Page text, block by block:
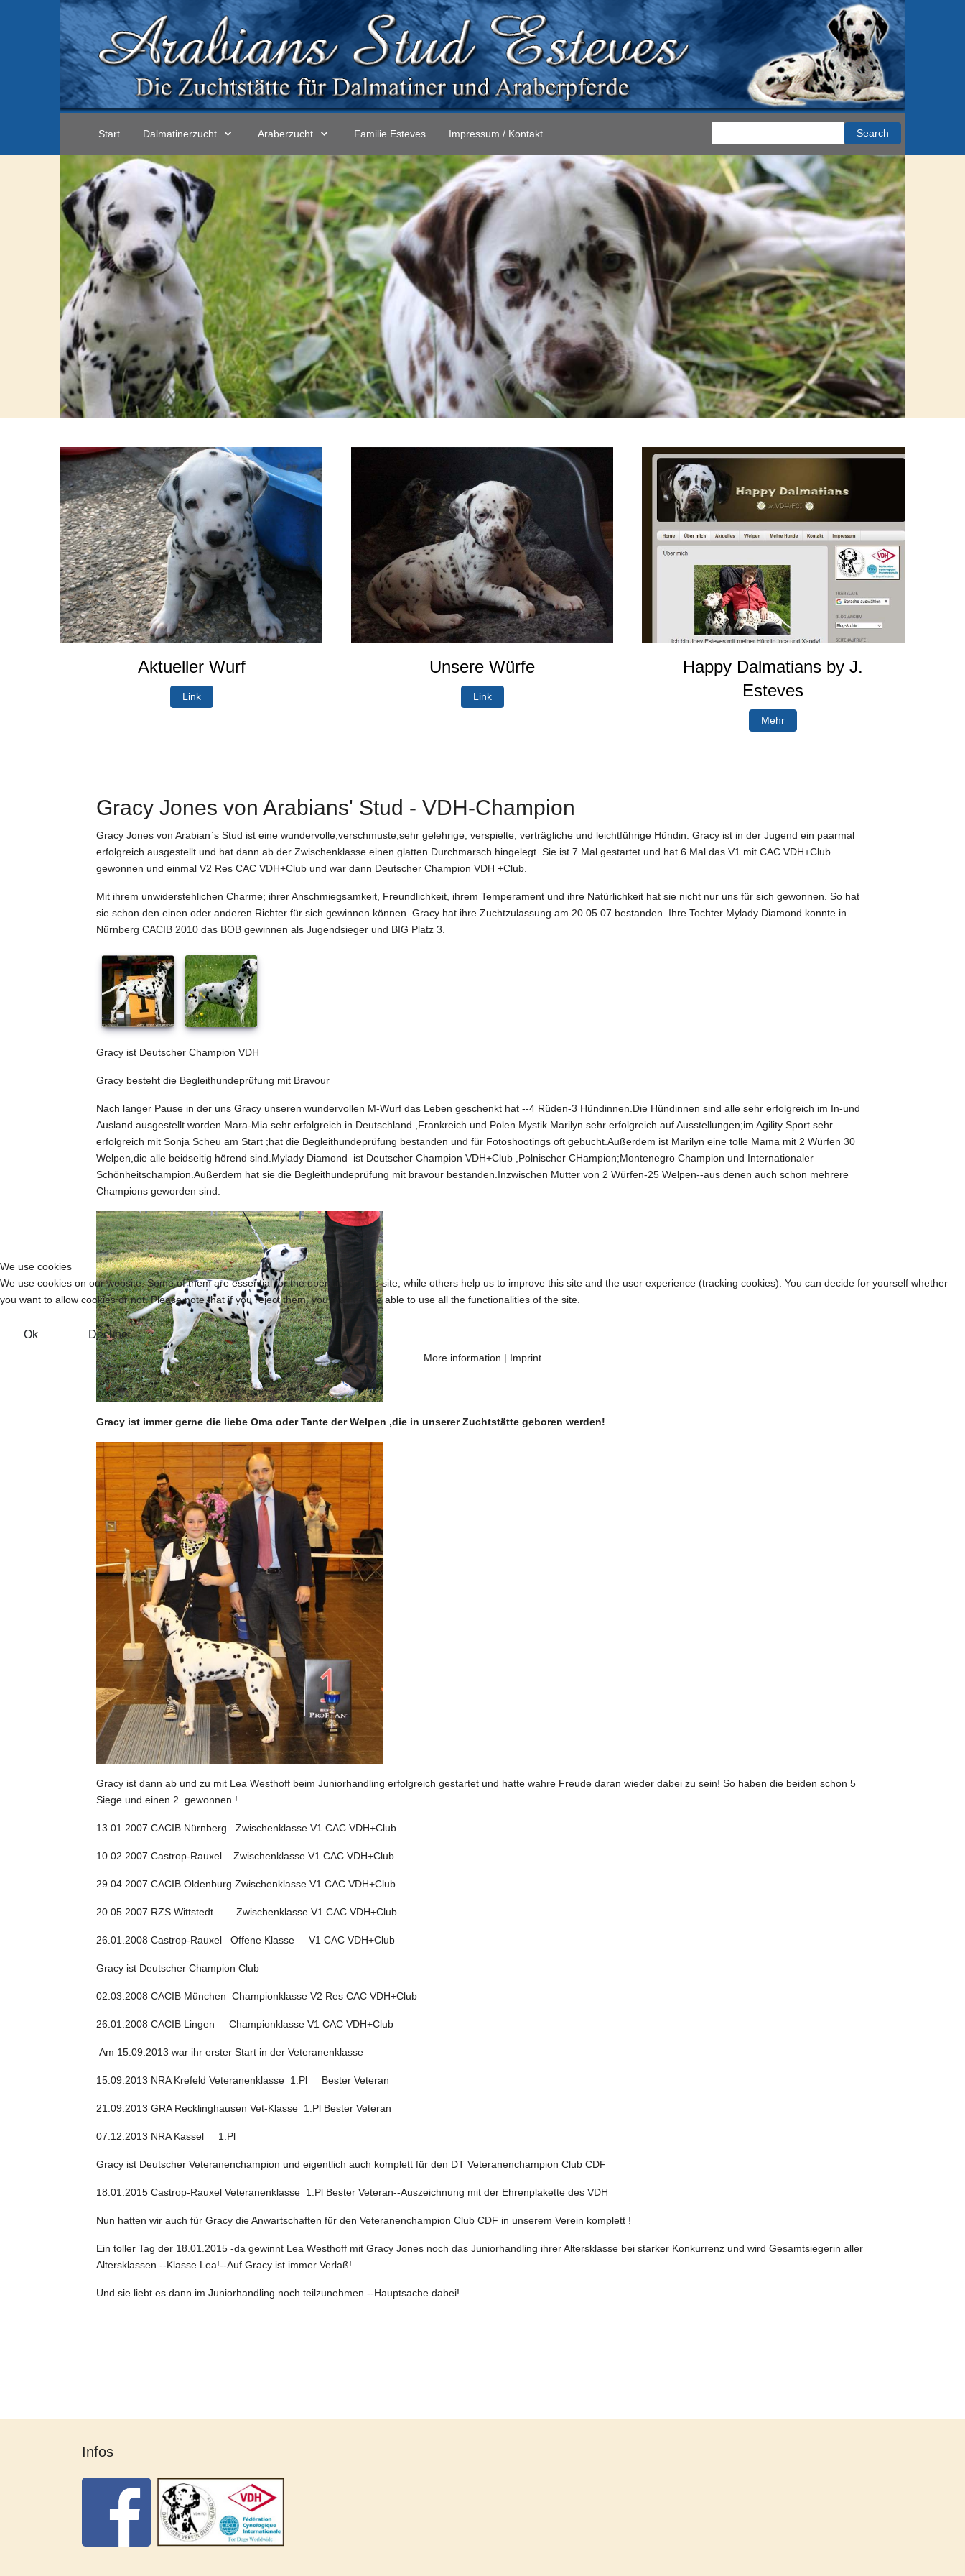
Start Dalmatinerzucht Araberzucht Familie Esteves Impressum / Kontakt Search
Aktueller Wurf
Link
Unsere Würfe
Link
Happy Dalmatians by J.
Esteves
Mehr
Gracy Jones von Arabians' Stud - VDH-Champion
Gracy Jones von Arabian`s Stud ist eine wundervolle,verschmuste,sehr gelehrige, verspielte, verträgliche und leichtführige Hündin. Gracy ist in der Jugend ein paarmal
erfolgreich ausgestellt und hat dann ab der Zwischenklasse einen glatten Durchmarsch hingelegt. Sie ist 7 Mal gestartet und hat 6 Mal das V1 mit CAC VDH+Club
gewonnen und einmal V2 Res CAC VDH+Club und war dann Deutscher Champion VDH +Club.
Mit ihrem unwiderstehlichen Charme; ihrer Anschmiegsamkeit, Freundlichkeit, ihrem Temperament und ihre Natürlichkeit hat sie nicht nur uns für sich gewonnen. So hat
sie schon den einen oder anderen Richter für sich gewinnen können. Gracy hat ihre Zuchtzulassung am 20.05.07 bestanden. Ihre Tochter Mylady Diamond konnte in
Nürnberg CACIB 2010 das BOB gewinnen als Jugendsieger und BIG Platz 3.
Gracy ist Deutscher Champion VDH
Gracy besteht die Begleithundeprüfung mit Bravour
Nach langer Pause in der uns Gracy unseren wundervollen M-Wurf das Leben geschenkt hat --4 Rüden-3 Hündinnen.Die Hündinnen sind alle sehr erfolgreich im In-und
Ausland ausgestellt worden.Mara-Mia sehr erfolgreich in Deutschland ,Frankreich und Polen.Mystik Marilyn sehr erfolgreich auf Ausstellungen;im Agility Sport sehr
erfolgreich mit Sonja Scheu am Start ;hat die Begleithundeprüfung bestanden und für Fotoshootings oft gebucht.Außerdem ist Marilyn eine tolle Mama mit 2 Würfen 30
Welpen,die alle beidseitig hörend sind.Mylady Diamond ist Deutscher Champion VDH+Club ,Polnischer CHampion;Montenegro Champion und Internationaler
Schönheitschampion.Außerdem hat sie die Begleithundeprüfung mit bravour bestanden.Inzwischen Mutter von 2 Würfen-25 Welpen--aus denen auch schon mehrere
Champions geworden sind.
Gracy ist immer gerne die liebe Oma oder Tante der Welpen ,die in unserer Zuchtstätte geboren werden!
Gracy ist dann ab und zu mit Lea Westhoff beim Juniorhandling erfolgreich gestartet und hatte wahre Freude daran wieder dabei zu sein! So haben die beiden schon 5
Siege und einen 2. gewonnen !
13.01.2007 CACIB Nürnberg Zwischenklasse V1 CAC VDH+Club
10.02.2007 Castrop-Rauxel Zwischenklasse V1 CAC VDH+Club
29.04.2007 CACIB Oldenburg Zwischenklasse V1 CAC VDH+Club
20.05.2007 RZS Wittstedt Zwischenklasse V1 CAC VDH+Club
26.01.2008 Castrop-Rauxel Offene Klasse V1 CAC VDH+Club
Gracy ist Deutscher Champion Club
02.03.2008 CACIB München Championklasse V2 Res CAC VDH+Club
26.01.2008 CACIB Lingen Championklasse V1 CAC VDH+Club
Am 15.09.2013 war ihr erster Start in der Veteranenklasse
15.09.2013 NRA Krefeld Veteranenklasse 1.Pl Bester Veteran
21.09.2013 GRA Recklinghausen Vet-Klasse 1.Pl Bester Veteran
07.12.2013 NRA Kassel 1.Pl
Gracy ist Deutscher Veteranenchampion und eigentlich auch komplett für den DT Veteranenchampion Club CDF
18.01.2015 Castrop-Rauxel Veteranenklasse 1.Pl Bester Veteran--Auszeichnung mit der Ehrenplakette des VDH
Nun hatten wir auch für Gracy die Anwartschaften für den Veteranenchampion Club CDF in unserem Verein komplett !
Ein toller Tag der 18.01.2015 -da gewinnt Lea Westhoff mit Gracy Jones noch das Juniorhandling ihrer Altersklasse bei starker Konkurrenz und wird Gesamtsiegerin aller
Altersklassen.--Klasse Lea!--Auf Gracy ist immer Verlaß!
Und sie liebt es dann im Juniorhandling noch teilzunehmen.--Hauptsache dabei!
Infos
We use cookies
We use cookies on our website. Some of them are essential for the operation of the site, while others help us to improve this site and the user experience (tracking cookies). You can decide for yourself whether
you want to allow cookies or not. Please note that if you reject them, you may not be able to use all the functionalities of the site.
Ok Decline
More information | Imprint